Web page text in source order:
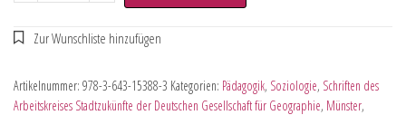
Artikelnummer: 978-3-643-15388-3 Kategorien: Pädagogik, Soziologie, Schriften des
Arbeitskreises Stadtzukünfte der Deutschen Gesellschaft für Geographie, Münster,